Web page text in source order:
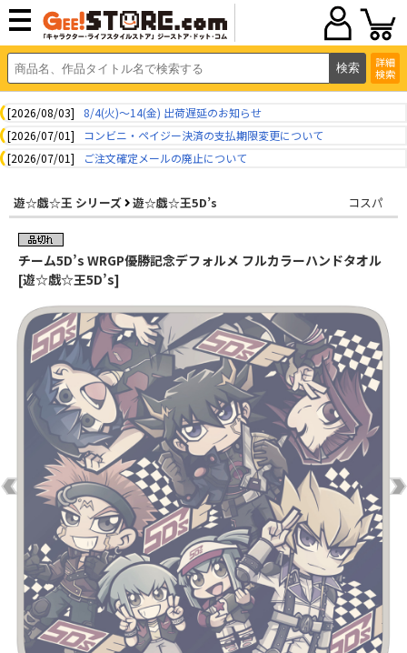
詳細
検索
[2026/08/03]
8/4(火)～14(金) 出荷遅延のお知らせ
[2026/07/01]
コンビニ・ペイジー決済の支払期限変更について
[2026/07/01]
ご注文確定メールの廃止について
遊☆戯☆王 シリーズ 遊☆戯☆王5D’s コスパ
チーム5D’s WRGP優勝記念デフォルメ フルカラーハンドタオル
[遊☆戯☆王5D’s]